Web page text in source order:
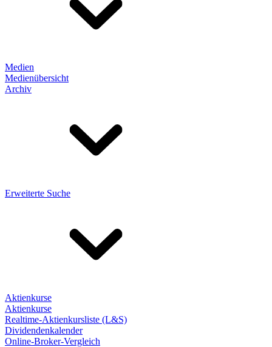
Medien
Medienübersicht
Archiv
Erweiterte Suche
Aktienkurse
Aktienkurse
Realtime-Aktienkursliste (L&S)
Dividendenkalender
Online-Broker-Vergleich